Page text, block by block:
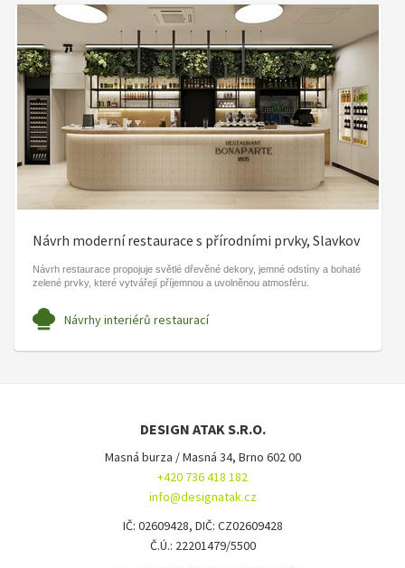
Návrh moderní restaurace s přírodními prvky, Slavkov
Návrh restaurace propojuje světlé dřevěné dekory, jemné odstíny a bohaté
zelené prvky, které vytvářejí příjemnou a uvolněnou atmosféru.
Návrhy interiérů restaurací
DESIGN ATAK S.R.O.
Masná burza / Masná 34, Brno 602 00
+420 736 418 182
info@designatak.cz
IČ: 02609428, DIČ: CZ02609428
Č.Ú.: 22201479/5500